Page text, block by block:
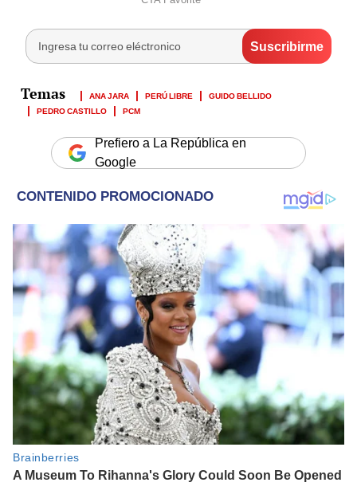
ANA JARA PERÚ LIBRE
GUIDO BELLIDO
PEDRO CASTILLO
PCM
Prefiero a La República en
Google